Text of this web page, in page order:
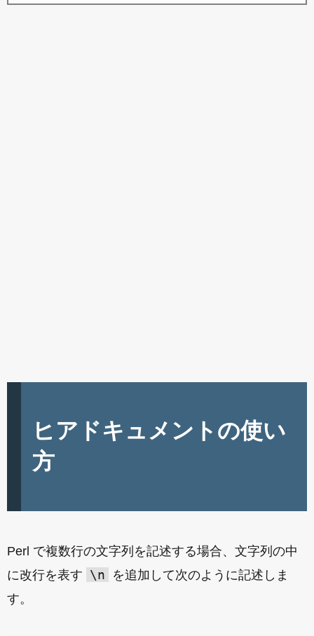
ヒアドキュメントの使い
方
Perl で複数行の文字列を記述する場合、文字列の中
に改行を表す \n
を追加して次のように記述しま
す。